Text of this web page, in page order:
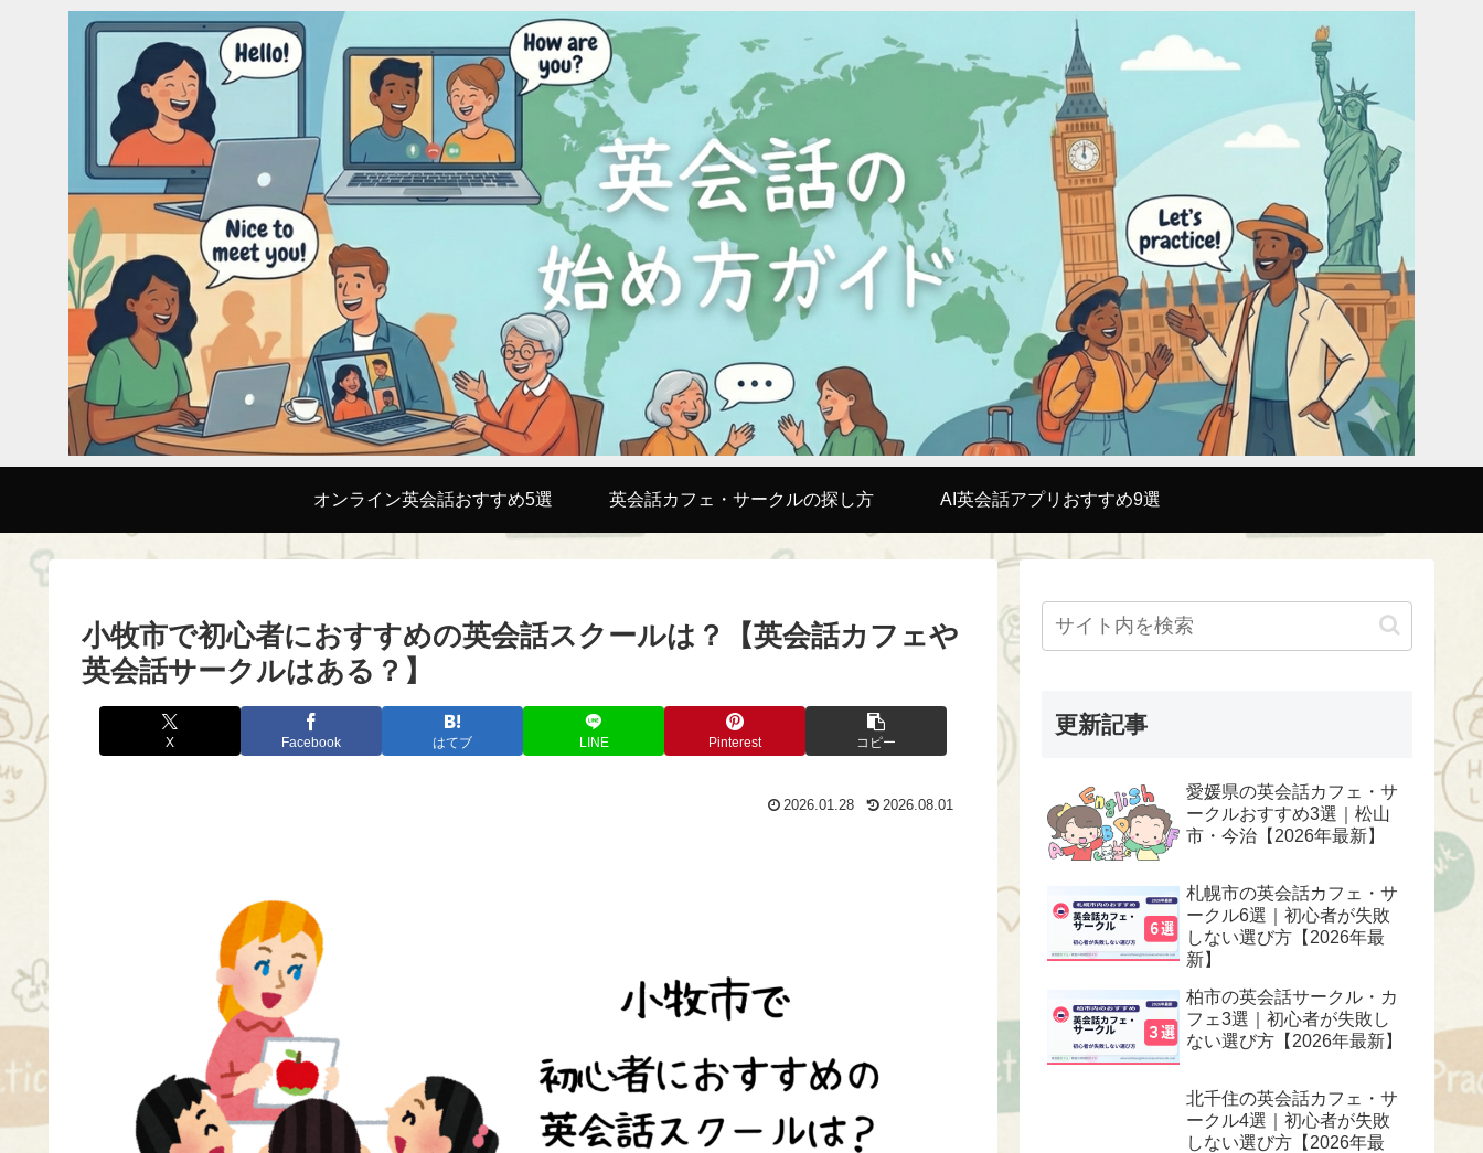
オンライン英会話おすすめ5選 英会話カフェ・サークルの探し方 AI英会話アプリおすすめ9選
小牧市で初心者におすすめの英会話スクールは？【英会話カフェや
英会話サークルはある？】
X Facebook はてブ LINE Pinterest コピー
2026.01.28 2026.08.01
更新記事
愛媛県の英会話カフェ・サ
ークルおすすめ3選｜松山
市・今治【2026年最新】
札幌市の英会話カフェ・サ
ークル6選｜初心者が失敗
しない選び方【2026年最
新】
柏市の英会話サークル・カ
フェ3選｜初心者が失敗し
ない選び方【2026年最新】
北千住の英会話カフェ・サ
ークル4選｜初心者が失敗
しない選び方【2026年最